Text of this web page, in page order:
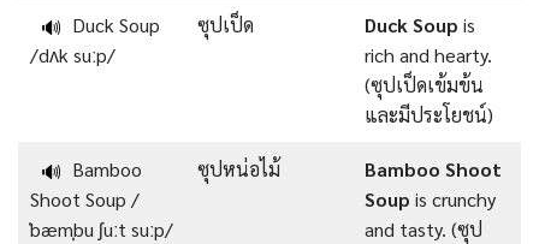
🔊 Duck Soup
/dʌk suːp/
ซุปเป็ด Duck Soup is
rich and hearty.
(ซุปเป็ดเข้มข้น
และมีประโยชน์)
🔊 Bamboo
Shoot Soup /
ˈbæmˌbu ʃuːt suːp/
ซุปหน่อไม้
Bamboo Shoot
Soup is crunchy
and tasty. (ซุป